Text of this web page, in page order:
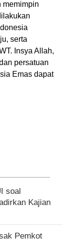
memimpin
serta
Insya Allah,
persatuan
Emas dapat
soal
Kajian
Pemkot